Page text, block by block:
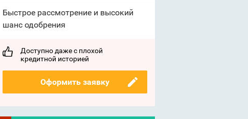
Быстрое рассмотрение и высокий
шанс одобрения
Доступно даже с плохой
кредитной историей
Оформить заявку